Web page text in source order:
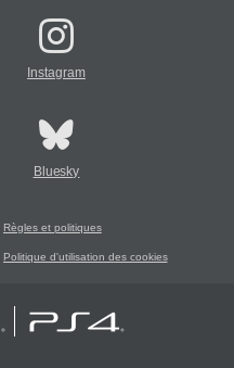
Instagram
Bluesky
Règles et politiques
Politique d'utilisation des cookies